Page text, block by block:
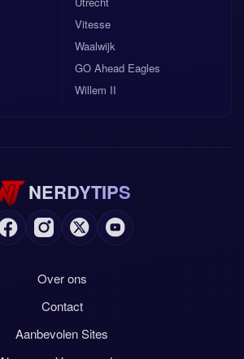
Vitesse
Waalwijk
GO Ahead Eagles
Willem II
NERDYTIPS
Over ons
Contact
Aanbevolen Sites